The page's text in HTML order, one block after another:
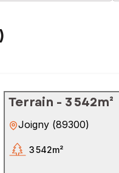
Terrain - 3 542m²
Joigny (89300)
3 542m²